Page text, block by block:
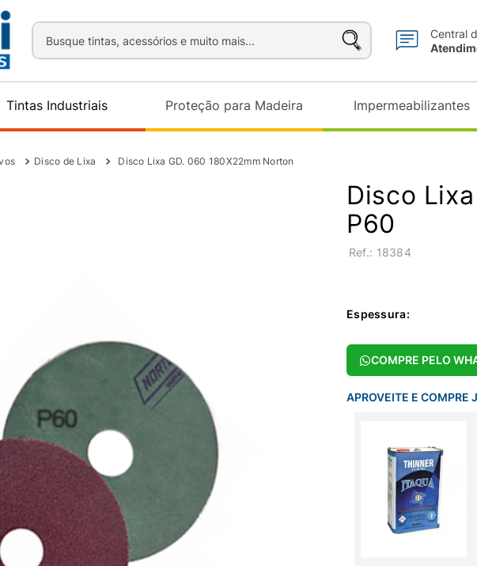
Busque tintas, acessórios e muito mais...
Central
Tintas Industriais Proteção para Madeira Impermeabilizantes
Disco de Lixa Disco Lixa GD. 060 180X22mm Norton
Disco
P60
: 18384
Espessura:
COMPRE PELO
APROVEITE E COMPRE